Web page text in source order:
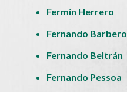
Fermín Herrero
Fernando Barbero
Fernando Beltrán
Fernando Pessoa